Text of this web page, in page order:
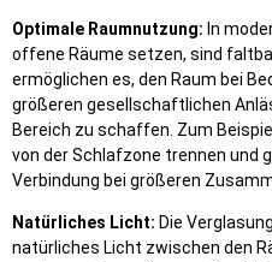
Optimale Raumnutzung: In
offene Räume setzen, sind
ermöglichen es, den Raum bei
größeren gesellschaftlichen
Bereich zu schaffen. Zum
von der Schlafzone trennen und
Verbindung bei größeren
Natürliches Licht: Die
natürliches Licht zwischen den